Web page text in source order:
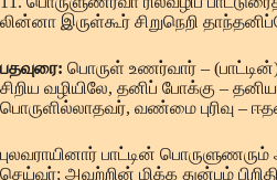
லின்னா இருள்கூர் சிறுநெறி
பதவுரை: பொருள் உணர்வார் –
சிறிய வழியிலே, தனிப் போக்கு –
பொருளில்லாதவர், வண்மை புரிவு –
புலவராயினார் பாட்டின்
செய்வர்; அவற்றின் மிக்க துன்பம்